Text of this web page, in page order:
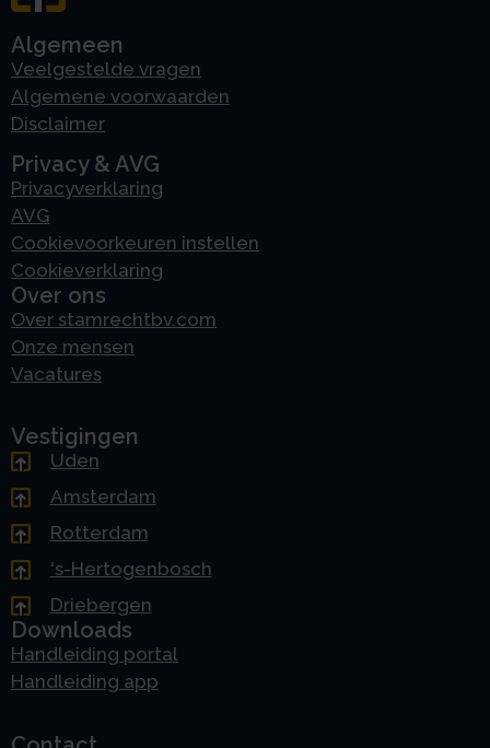
Algemeen
Veelgestelde vragen
Algemene voorwaarden
Disclaimer
Privacy & AVG
Privacyverklaring
AVG
Cookievoorkeuren instellen
Cookieverklaring
Over ons
Over stamrechtbv.com
Onze mensen
Vacatures
Vestigingen
Uden
Amsterdam
Rotterdam
's-Hertogenbosch
Driebergen
Downloads
Handleiding portal
Handleiding app